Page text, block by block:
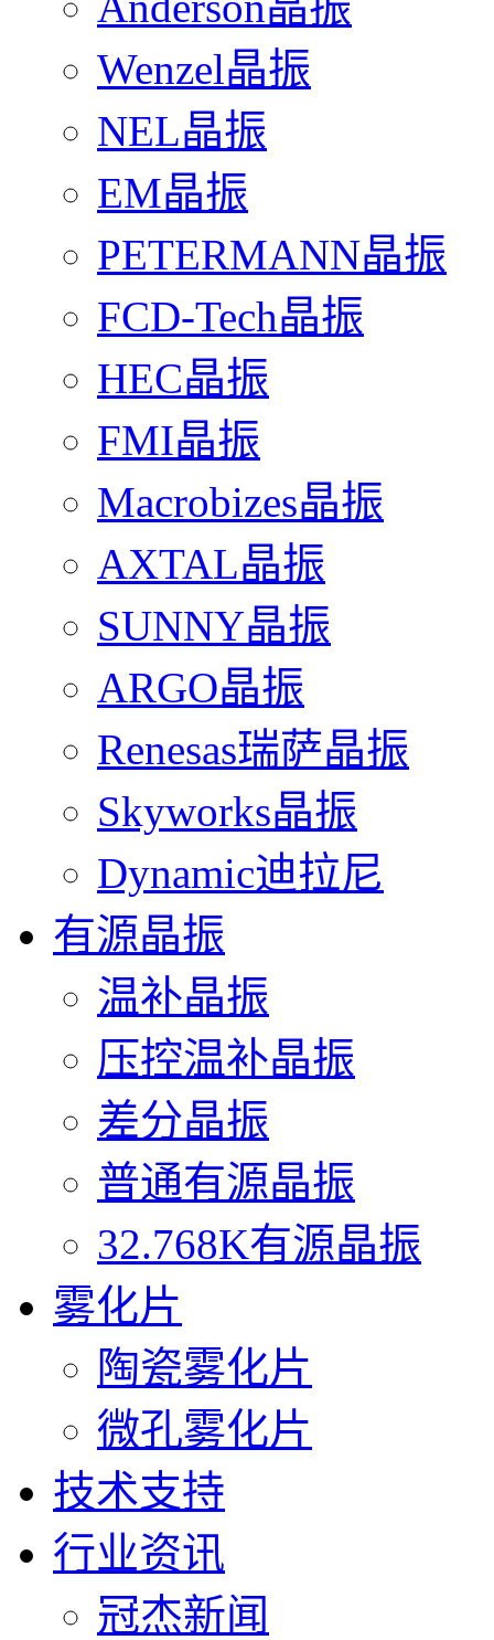
Wenzel晶振
NEL晶振
EM晶振
PETERMANN晶振
FCD-Tech晶振
HEC晶振
FMI晶振
Macrobizes晶振
AXTAL晶振
SUNNY晶振
ARGO晶振
Renesas瑞萨晶振
Skyworks晶振
Dynamic迪拉尼
有源晶振
温补晶振
压控温补晶振
差分晶振
普通有源晶振
32.768K有源晶振
雾化片
陶瓷雾化片
微孔雾化片
技术支持
行业资讯
冠杰新闻